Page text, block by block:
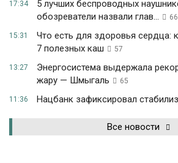
17:34
5 лучших беспроводных
обозреватели назвали глав...
66
15:31
Что есть для здоровья сердца:
7 полезных каш
57
13:27
Энергосистема выдержала
жару — Шмыгаль
65
11:36 Нацбанк зафиксировал
Все новости